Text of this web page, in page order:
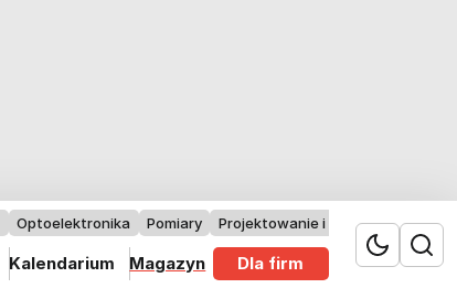
Optoelektronika Pomiary Projektowanie i badania
Kalendarium Magazyn Dla firm